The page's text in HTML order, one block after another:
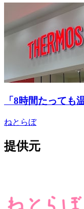
「8時間たって
ねとらぼ
提供元